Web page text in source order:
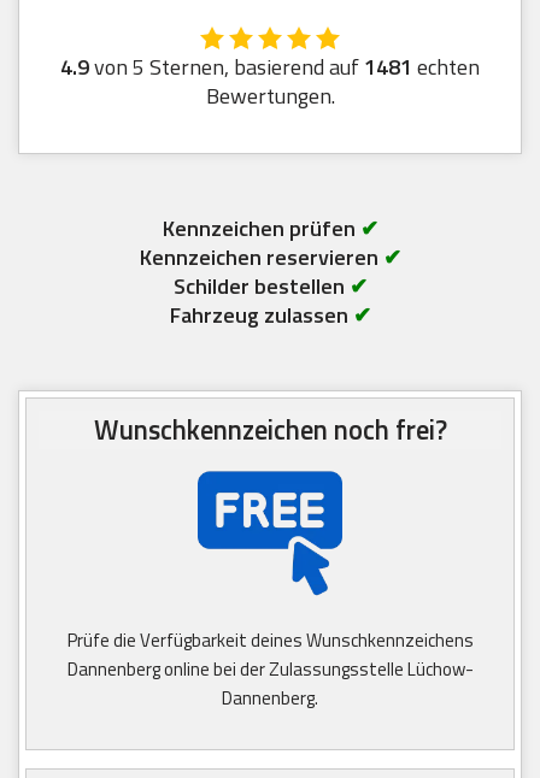
4.9von 5 Sternen, basierend auf1481 echten
Bewertungen.
Kennzeichen prüfen ✔
Kennzeichen reservieren ✔
Schilder bestellen ✔
Fahrzeug zulassen ✔
Wunschkennzeichen noch frei?
Prüfe die Verfügbarkeit deines Wunschkennzeichens
Dannenberg online bei der Zulassungsstelle Lüchow-
Dannenberg.